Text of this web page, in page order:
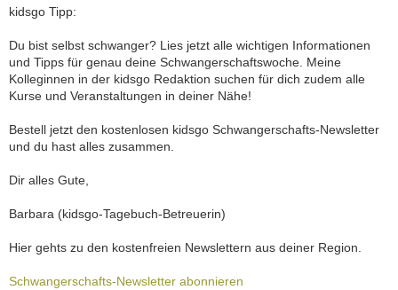
kidsgo Tipp:
Du bist selbst schwanger? Lies jetzt alle wichtigen Informationen
und Tipps für genau deine Schwangerschaftswoche. Meine
Kolleginnen in der kidsgo Redaktion suchen für dich zudem alle
Kurse und Veranstaltungen in deiner Nähe!
Bestell jetzt den kostenlosen kidsgo Schwangerschafts-Newsletter
und du hast alles zusammen.
Dir alles Gute,
Barbara (kidsgo-Tagebuch-Betreuerin)
Hier gehts zu den kostenfreien Newslettern aus deiner Region.
Schwangerschafts-Newsletter abonnieren